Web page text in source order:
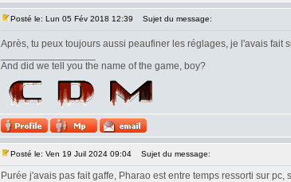
Posté le: Lun 05 Fév 2018 12:39 Sujet du message:
Après, tu peux toujours aussi peaufiner les réglages, je l'avais fait
And did we tell you the name of the game, boy?
Posté le: Ven 19 Juil 2024 09:04 Sujet du message:
Purée j'avais pas fait gaffe, Pharao est entre temps ressorti sur